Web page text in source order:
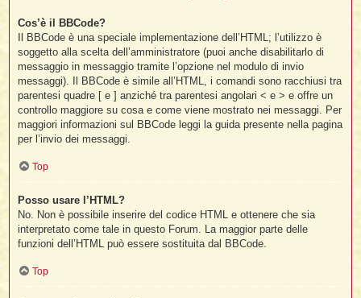
Cos’è il BBCode?
Il BBCode è una speciale implementazione dell’HTML; l’utilizzo è
soggetto alla scelta dell’amministratore (puoi anche disabilitarlo di
messaggio in messaggio tramite l’opzione nel modulo di invio
messaggi). Il BBCode è simile all’HTML, i comandi sono racchiusi tra
parentesi quadre [ e ] anziché tra parentesi angolari < e > e offre un
controllo maggiore su cosa e come viene mostrato nei messaggi. Per
maggiori informazioni sul BBCode leggi la guida presente nella pagina
per l’invio dei messaggi.
Top
Posso usare l’HTML?
No. Non è possibile inserire del codice HTML e ottenere che sia
interpretato come tale in questo Forum. La maggior parte delle
funzioni dell’HTML può essere sostituita dal BBCode.
Top